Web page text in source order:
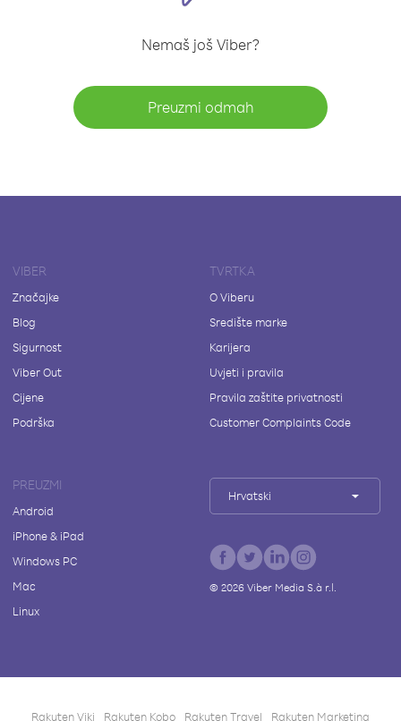
Nemaš još Viber?
Preuzmi odmah
VIBER
Značajke
Blog
Sigurnost
Viber Out
Cijene
Podrška
TVRTKA
O Viberu
Središte marke
Karijera
Uvjeti i pravila
Pravila zaštite privatnosti
Customer Complaints Code
PREUZMI
Android
iPhone & iPad
Windows PC
Mac
Linux
Hrvatski
© 2026Viber Media S.à r.l.
Rakuten Viki Rakuten Kobo Rakuten Travel Rakuten Marketing